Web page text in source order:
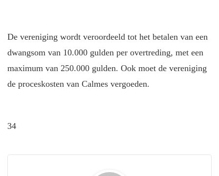
De vereniging wordt veroordeeld tot het betalen van een
dwangsom van 10.000 gulden per overtreding, met een
maximum van 250.000 gulden. Ook moet de vereniging
de proceskosten van Calmes vergoeden.
34